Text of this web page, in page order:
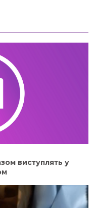
виступлять у